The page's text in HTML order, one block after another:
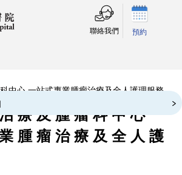
聯絡我們 預約
中心 一站式專業腫瘤治療及全人護理服務
療及腫瘤科中心
腫瘤治療及全人護